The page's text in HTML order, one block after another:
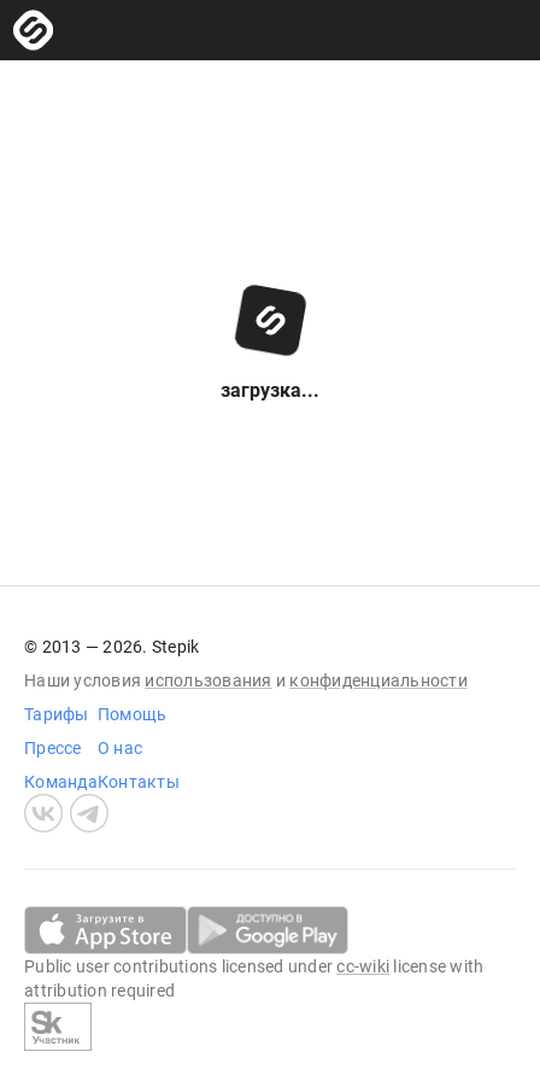
загрузка...
© 2013 — 2026. Stepik
Наши условия использования и конфиденциальности
Тарифы
Прессе
Команда
Помощь
О нас
Контакты
Public user contributions licensed undercc-wiki license with
attribution required